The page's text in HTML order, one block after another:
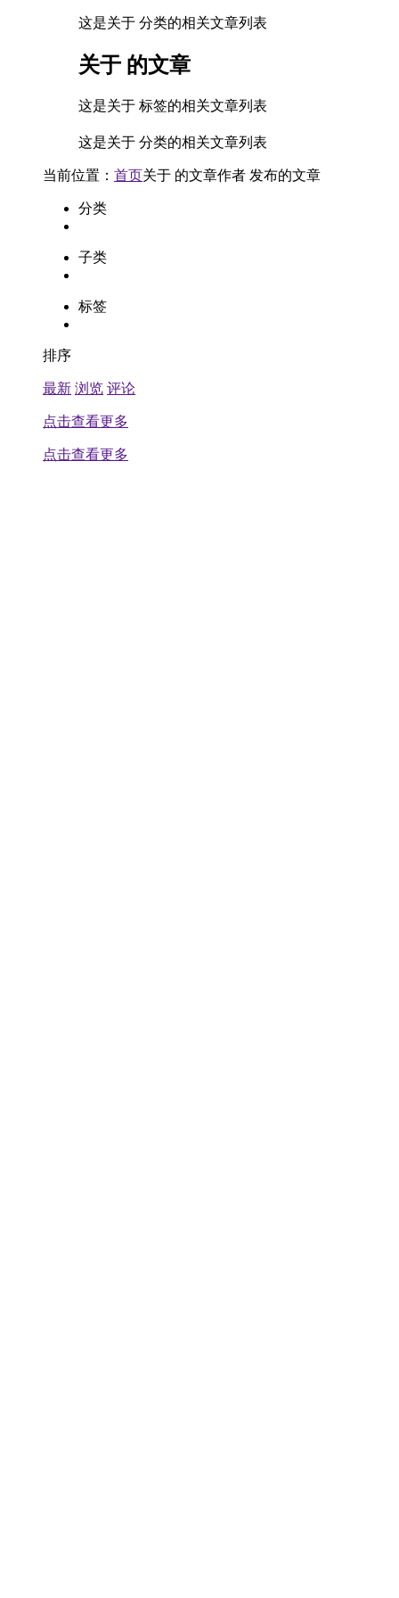
这是关于 分类的相关文章列表
关于 的文章
这是关于 标签的相关文章列表
这是关于 分类的相关文章列表
当前位置： 首页关于 的文章作者 发布的文章
分类
子类
标签
排序
最新 浏览 评论
点击查看更多
点击查看更多